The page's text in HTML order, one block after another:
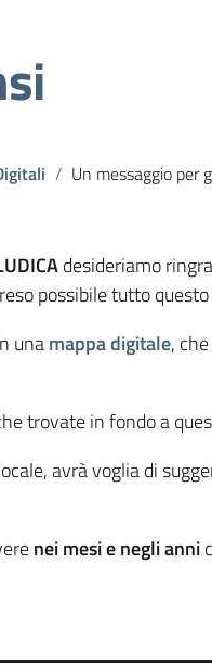
Un messaggio per gli
desideriamo
possibile tutto
unamappa digitale,
trovate in fondo a
avrà voglia di
nei mesi e negli anni